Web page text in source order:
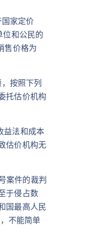
家定价
位和公民的
售价格为
按照下列
托估价机构
益法和成本
估价机构无
案件的裁判
于侵占数
国最高人民
不能简单